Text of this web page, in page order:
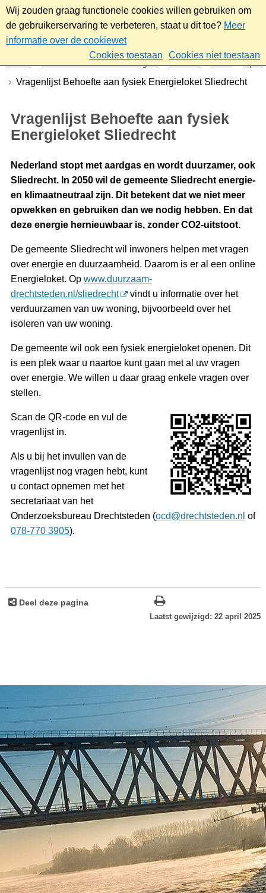
Wij zouden graag functionele cookies willen gebruiken om
de gebruikerservaring te verbeteren, staat u dit toe? Meer
informatie over de cookiewet
Cookies toestaan
Cookies niet toestaan
Nieuws & bekendmakingen Nieuws 2025
April
Vragenlijst Behoefte aan fysiek Energieloket Sliedrecht
Vragenlijst Behoefte aan fysiek
Energieloket Sliedrecht
Nederland stopt met aardgas en wordt duurzamer, ook
Sliedrecht. In 2050 wil de gemeente Sliedrecht energie-
en klimaatneutraal zijn. Dit betekent dat we niet meer
opwekken en gebruiken dan we nodig hebben. En dat
deze energie hernieuwbaar is, zonder CO2-uitstoot.
De gemeente Sliedrecht wil inwoners helpen met vragen
over energie en duurzaamheid. Daarom is er al een online
Energieloket. Op www.duurzaam-
drechtsteden.nl/sliedrecht
vindt u informatie over het
verduurzamen van uw woning, bijvoorbeeld over het
isoleren van uw woning.
De gemeente wil ook een fysiek energieloket openen. Dit
is een plek waar u naartoe kunt gaan met al uw vragen
over energie. We willen u daar graag enkele vragen over
stellen.
Scan de QR-code en vul de
vragenlijst in.
Als u bij het invullen van de
vragenlijst nog vragen hebt, kunt
u contact opnemen met het
secretariaat van het
Onderzoeksbureau Drechtsteden (ocd@drechtsteden.nl of
078-770 3905).
Deel deze pagina
Laatst gewijzigd: 22 april 2025